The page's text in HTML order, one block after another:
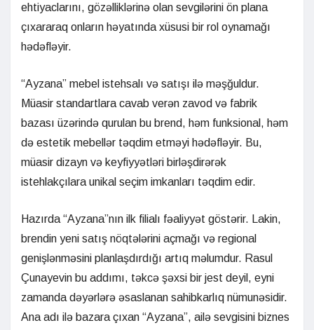
ehtiyaclarını, gözəlliklərinə olan sevgilərini ön plana
çıxararaq onların həyatında xüsusi bir rol oynamağı
hədəfləyir.
“Ayzana” mebel istehsalı və satışı ilə məşğuldur.
Müasir standartlara cavab verən zavod və fabrik
bazası üzərində qurulan bu brend, həm funksional, həm
də estetik mebellər təqdim etməyi hədəfləyir. Bu,
müasir dizayn və keyfiyyətləri birləşdirərək
istehlakçılara unikal seçim imkanları təqdim edir.
Hazırda “Ayzana”nın ilk filialı fəaliyyət göstərir. Lakin,
brendin yeni satış nöqtələrini açmağı və regional
genişlənməsini planlaşdırdığı artıq məlumdur. Rasul
Çunayevin bu addımı, təkcə şəxsi bir jest deyil, eyni
zamanda dəyərlərə əsaslanan sahibkarlıq nümunəsidir.
Ana adı ilə bazara çıxan “Ayzana”, ailə sevgisini biznes